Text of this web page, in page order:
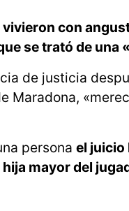
con
se trató de una
de justicia
Maradona,
persona el juicio
mayor del